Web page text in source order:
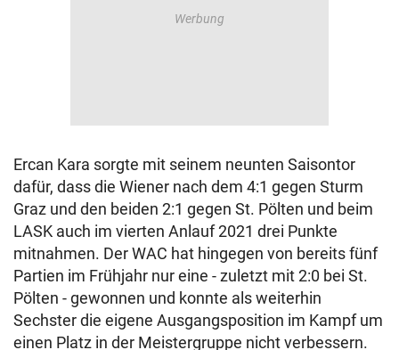
Ercan Kara sorgte mit seinem neunten Saisontor
dafür, dass die Wiener nach dem 4:1 gegen Sturm
Graz und den beiden 2:1 gegen St. Pölten und beim
LASK auch im vierten Anlauf 2021 drei Punkte
mitnahmen. Der WAC hat hingegen von bereits fünf
Partien im Frühjahr nur eine - zuletzt mit 2:0 bei St.
Pölten - gewonnen und konnte als weiterhin
Sechster die eigene Ausgangsposition im Kampf um
einen Platz in der Meistergruppe nicht verbessern.